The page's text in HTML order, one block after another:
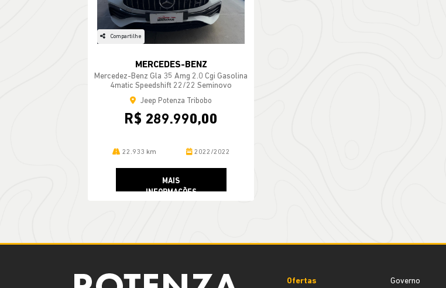
Compartilhe
MERCEDES-BENZ
Mercedez-Benz Gla 35 Amg 2.0 Cgi Gasolina
4matic Speedshift 22/22 Seminovo
Jeep Potenza Tribobo
R$ 289.990,00
22.933 km 2022/2022
MAIS
INFORMAÇÕES
Ofertas Governo